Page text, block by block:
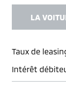
LA
Taux de
Intérêt